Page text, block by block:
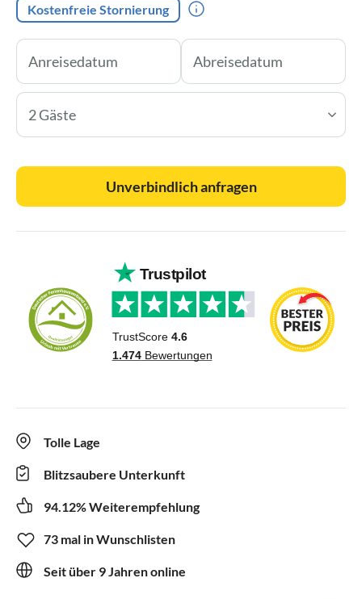
Kostenfreie Stornierung
2 Gäste
Unverbindlich anfragen
Tolle Lage
Blitzsaubere Unterkunft
94.12% Weiterempfehlung
73 mal in Wunschlisten
Seit über 9 Jahren online